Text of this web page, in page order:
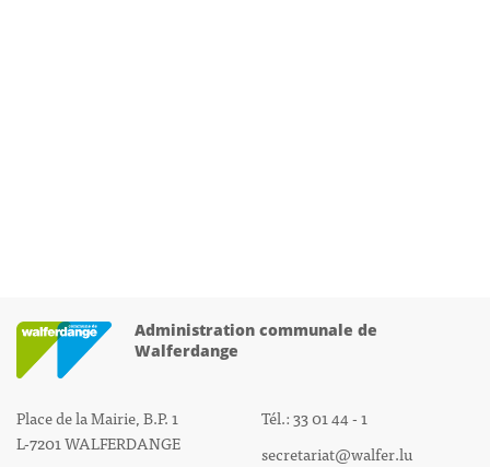
Administration communale de
Walferdange
Place de la Mairie, B.P. 1
L-7201 WALFERDANGE
Tél.: 33 01 44 - 1
secretariat@walfer.lu